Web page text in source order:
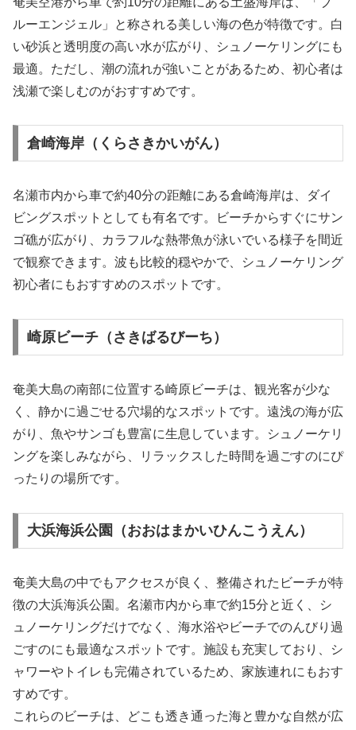
ルーエンジェル」と称される美しい海の色が特徴です。白
い砂浜と透明度の高い水が広がり、シュノーケリングにも
最適。ただし、潮の流れが強いことがあるため、初心者は
浅瀬で楽しむのがおすすめです。
倉崎海岸（くらさきかいがん）
名瀬市内から車で約40分の距離にある倉崎海岸は、ダイ
ビングスポットとしても有名です。ビーチからすぐにサン
ゴ礁が広がり、カラフルな熱帯魚が泳いでいる様子を間近
で観察できます。波も比較的穏やかで、シュノーケリング
初心者にもおすすめのスポットです。
崎原ビーチ（さきばるびーち）
奄美大島の南部に位置する崎原ビーチは、観光客が少な
く、静かに過ごせる穴場的なスポットです。遠浅の海が広
がり、魚やサンゴも豊富に生息しています。シュノーケリ
ングを楽しみながら、リラックスした時間を過ごすのにぴ
ったりの場所です。
大浜海浜公園（おおはまかいひんこうえん）
奄美大島の中でもアクセスが良く、整備されたビーチが特
徴の大浜海浜公園。名瀬市内から車で約15分と近く、シ
ュノーケリングだけでなく、海水浴やビーチでのんびり過
ごすのにも最適なスポットです。施設も充実しており、シ
ャワーやトイレも完備されているため、家族連れにもおす
すめです。
これらのビーチは、どこも透き通った海と豊かな自然が広